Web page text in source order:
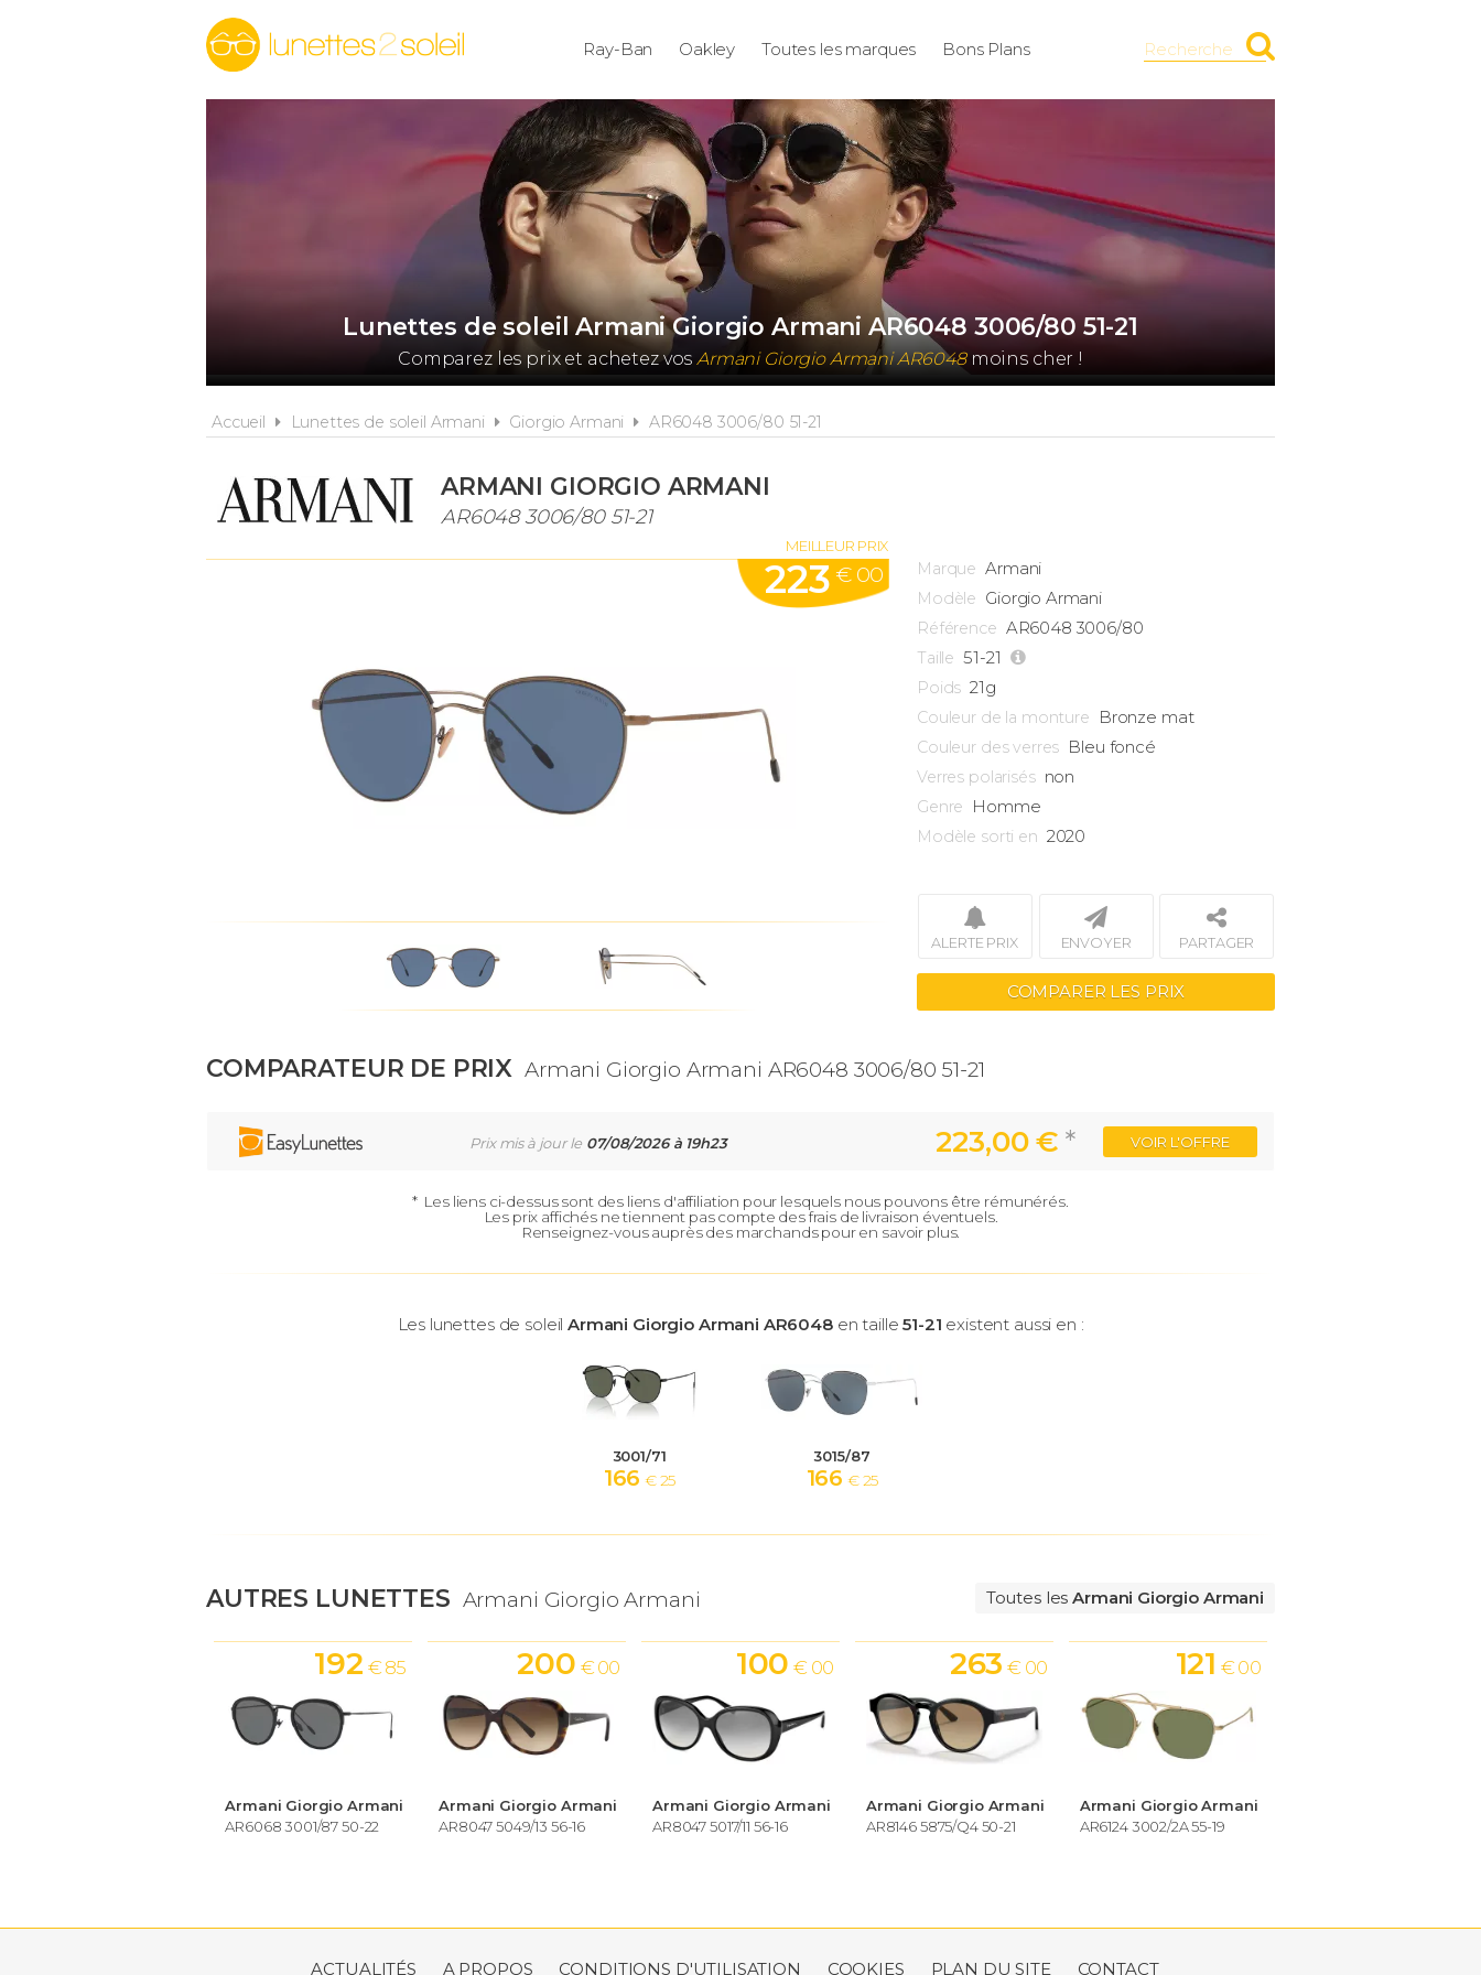
Ray-Ban Oakley Toutes les marques Bons Plans Recherche
Lunettes de soleil Armani Giorgio Armani AR6048 3006/80 51-21
Comparez les prix et achetez vosArmani Giorgio Armani AR6048moins cher !
Accueil Lunettes de soleil Armani Giorgio Armani AR6048 3006/80 51-21
ARMANI GIORGIO ARMANI
AR6048 3006/80 51-21
MEILLEUR PRIX
223 € 00 Marque Armani
Modèle Giorgio Armani
Référence AR6048 3006/80
Taille 51-21
Poids 21g
Couleur de la monture Bronze mat
Couleur des verres Bleu foncé
Verres polarisés non
Genre Homme
Modèle sorti en 2020
ALERTE PRIX ENVOYER PARTAGER
COMPARER LES PRIX
COMPARATEUR DE PRIX Armani Giorgio Armani AR6048 3006/80 51-21
Prix mis à jour le 07/08/2026 à 19h23 223,00 € * VOIR L'OFFRE
* Les liens ci-dessus sont des liens d'affiliation pour lesquels nous pouvons être rémunérés.
Les prix affichés ne tiennent pas compte des frais de livraison éventuels.
Renseignez-vous auprès des marchands pour en savoir plus.
Les lunettes de soleilArmani Giorgio Armani AR6048en taille51-21 existent aussi en :
3001/71
166 € 25
3015/87
166 € 25
AUTRES LUNETTES Armani Giorgio Armani Toutes lesArmani Giorgio Armani
Armani Giorgio Armani
AR6068 3001/87 50-22
192 € 85
Armani Giorgio Armani
AR8047 5049/13 56-16
200 € 00
Armani Giorgio Armani
AR8047 5017/11 56-16
100 € 00
Armani Giorgio Armani
AR8146 5875/Q4 50-21
263 € 00
Armani Giorgio Armani
AR6124 3002/2A 55-19
121 € 00
ACTUALITÉS A PROPOS CONDITIONS D'UTILISATION COOKIES PLAN DU SITE CONTACT